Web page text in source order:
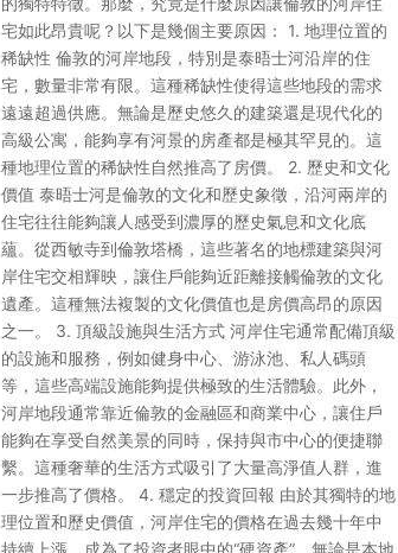
宅如此昂貴呢？以下是幾個主要原因： 1. 地理位置的
稀缺性 倫敦的河岸地段，特別是泰晤士河沿岸的住
宅，數量非常有限。這種稀缺性使得這些地段的需求
遠遠超過供應。無論是歷史悠久的建築還是現代化的
高級公寓，能夠享有河景的房產都是極其罕見的。這
種地理位置的稀缺性自然推高了房價。 2. 歷史和文化
價值 泰晤士河是倫敦的文化和歷史象徵，沿河兩岸的
住宅往往能夠讓人感受到濃厚的歷史氣息和文化底
蘊。從西敏寺到倫敦塔橋，這些著名的地標建築與河
岸住宅交相輝映，讓住戶能夠近距離接觸倫敦的文化
遺產。這種無法複製的文化價值也是房價高昂的原因
之一。 3. 頂級設施與生活方式 河岸住宅通常配備頂級
的設施和服務，例如健身中心、游泳池、私人碼頭
等，這些高端設施能夠提供極致的生活體驗。此外，
河岸地段通常靠近倫敦的金融區和商業中心，讓住戶
能夠在享受自然美景的同時，保持與市中心的便捷聯
繫。這種奢華的生活方式吸引了大量高淨值人群，進
一步推高了價格。 4. 穩定的投資回報 由於其獨特的地
理位置和歷史價值，河岸住宅的價格在過去幾十年中
持續上漲，成為了投資者眼中的“硬資產”。無論是本地